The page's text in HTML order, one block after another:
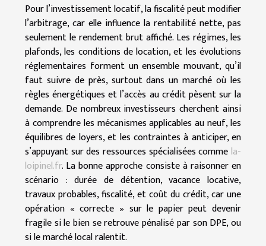
Pour l’investissement locatif, la fiscalité peut modifier
l’arbitrage, car elle influence la rentabilité nette, pas
seulement le rendement brut affiché. Les régimes, les
plafonds, les conditions de location, et les évolutions
réglementaires forment un ensemble mouvant, qu’il
faut suivre de près, surtout dans un marché où les
règles énergétiques et l’accès au crédit pèsent sur la
demande. De nombreux investisseurs cherchent ainsi
à comprendre les mécanismes applicables au neuf, les
équilibres de loyers, et les contraintes à anticiper, en
s’appuyant sur des ressources spécialisées comme la-
loipinel.fr. La bonne approche consiste à raisonner en
scénario : durée de détention, vacance locative,
travaux probables, fiscalité, et coût du crédit, car une
opération « correcte » sur le papier peut devenir
fragile si le bien se retrouve pénalisé par son DPE, ou
si le marché local ralentit.